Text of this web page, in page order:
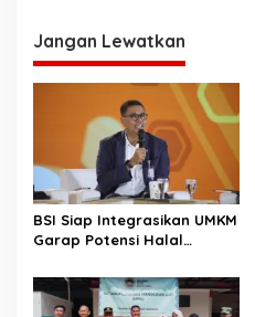
g
a
p
o
s
Jangan Lewatkan
BSI Siap Integrasikan UMKM
Garap Potensi Halal